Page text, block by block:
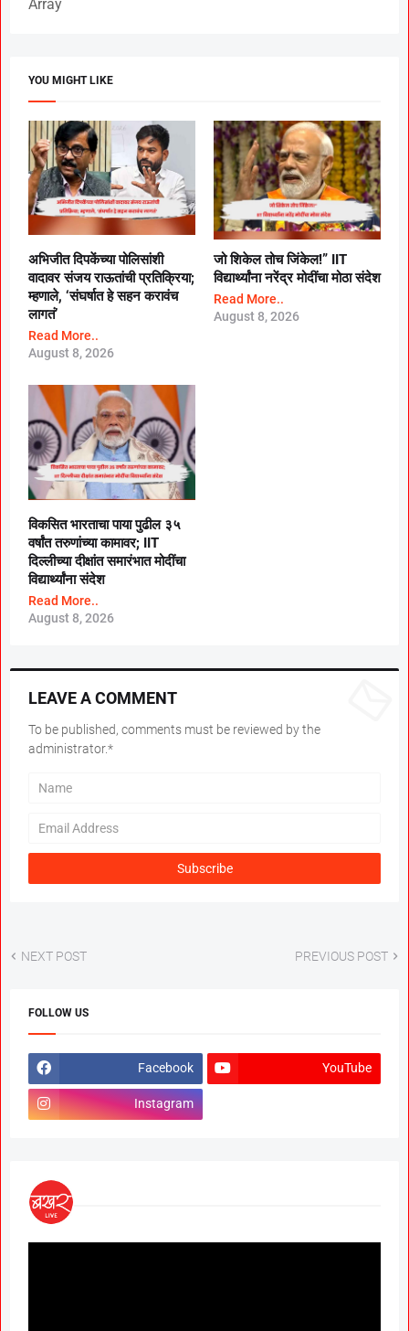
Array
YOU MIGHT LIKE
अभिजीत दिपकेंच्या पोलिसांशी
वादावर संजय राऊतांची प्रतिक्रिया;
म्हणाले, ‘संघर्षात हे सहन करावंच
लागतं’
Read More..
August 8, 2026
जो शिकेल तोच जिंकेल!” IIT
विद्यार्थ्यांना नरेंद्र मोदींचा मोठा संदेश
Read More..
August 8, 2026
विकसित भारताचा पाया पुढील ३५
वर्षांत तरुणांच्या कामावर; IIT
दिल्लीच्या दीक्षांत समारंभात मोदींचा
विद्यार्थ्यांना संदेश
Read More..
August 8, 2026
LEAVE A COMMENT
To be published, comments must be reviewed by the
administrator.*
NEXT POST PREVIOUS POST
FOLLOW US
Facebook YouTube
Instagram